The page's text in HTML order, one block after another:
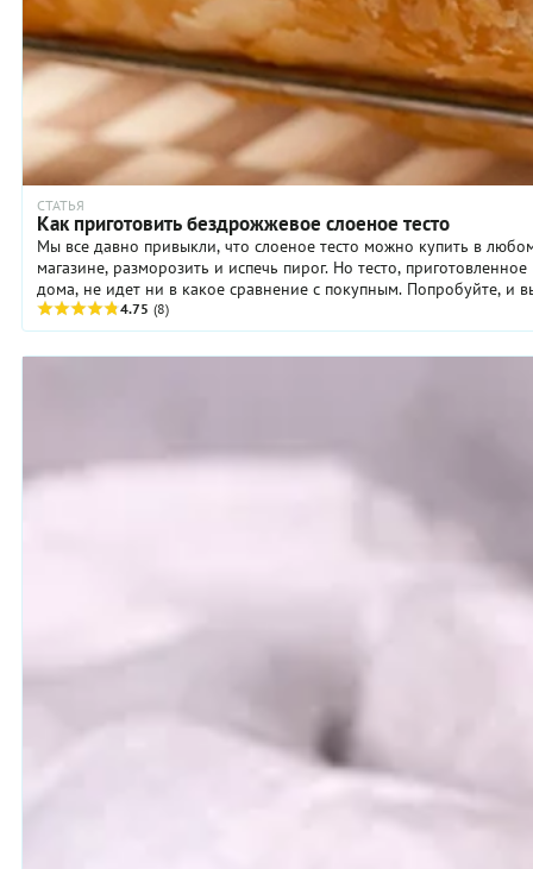
СТАТЬЯ
Как приготовить бездрожжевое слоеное тесто
Мы все давно привыкли, что слоеное тесто можно купить в
магазине, разморозить и испечь пирог. Но тесто, приготовленное
дома, не идет ни в какое сравнение с покупным. Попробуйте, и
этом ...
4.75 (8)